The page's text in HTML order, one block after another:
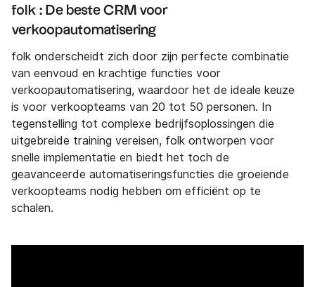
folk : De beste CRM voor
verkoopautomatisering
folk onderscheidt zich door zijn perfecte combinatie
van eenvoud en krachtige functies voor
verkoopautomatisering, waardoor het de ideale keuze
is voor verkoopteams van 20 tot 50 personen. In
tegenstelling tot complexe bedrijfsoplossingen die
uitgebreide training vereisen, folk ontworpen voor
snelle implementatie en biedt het toch de
geavanceerde automatiseringsfuncties die groeiende
verkoopteams nodig hebben om efficiënt op te
schalen.